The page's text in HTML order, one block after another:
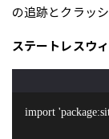
の追跡とクラッ
ステートレスウ
import